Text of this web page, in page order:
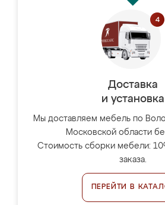
Доставка
и установка
Мы доставляем мебель по
Московской области
Стоимость сборки мебели:
заказа.
ПЕРЕЙТИ В